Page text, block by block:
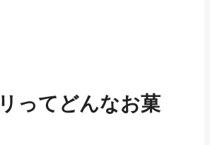
ってどんなお菓